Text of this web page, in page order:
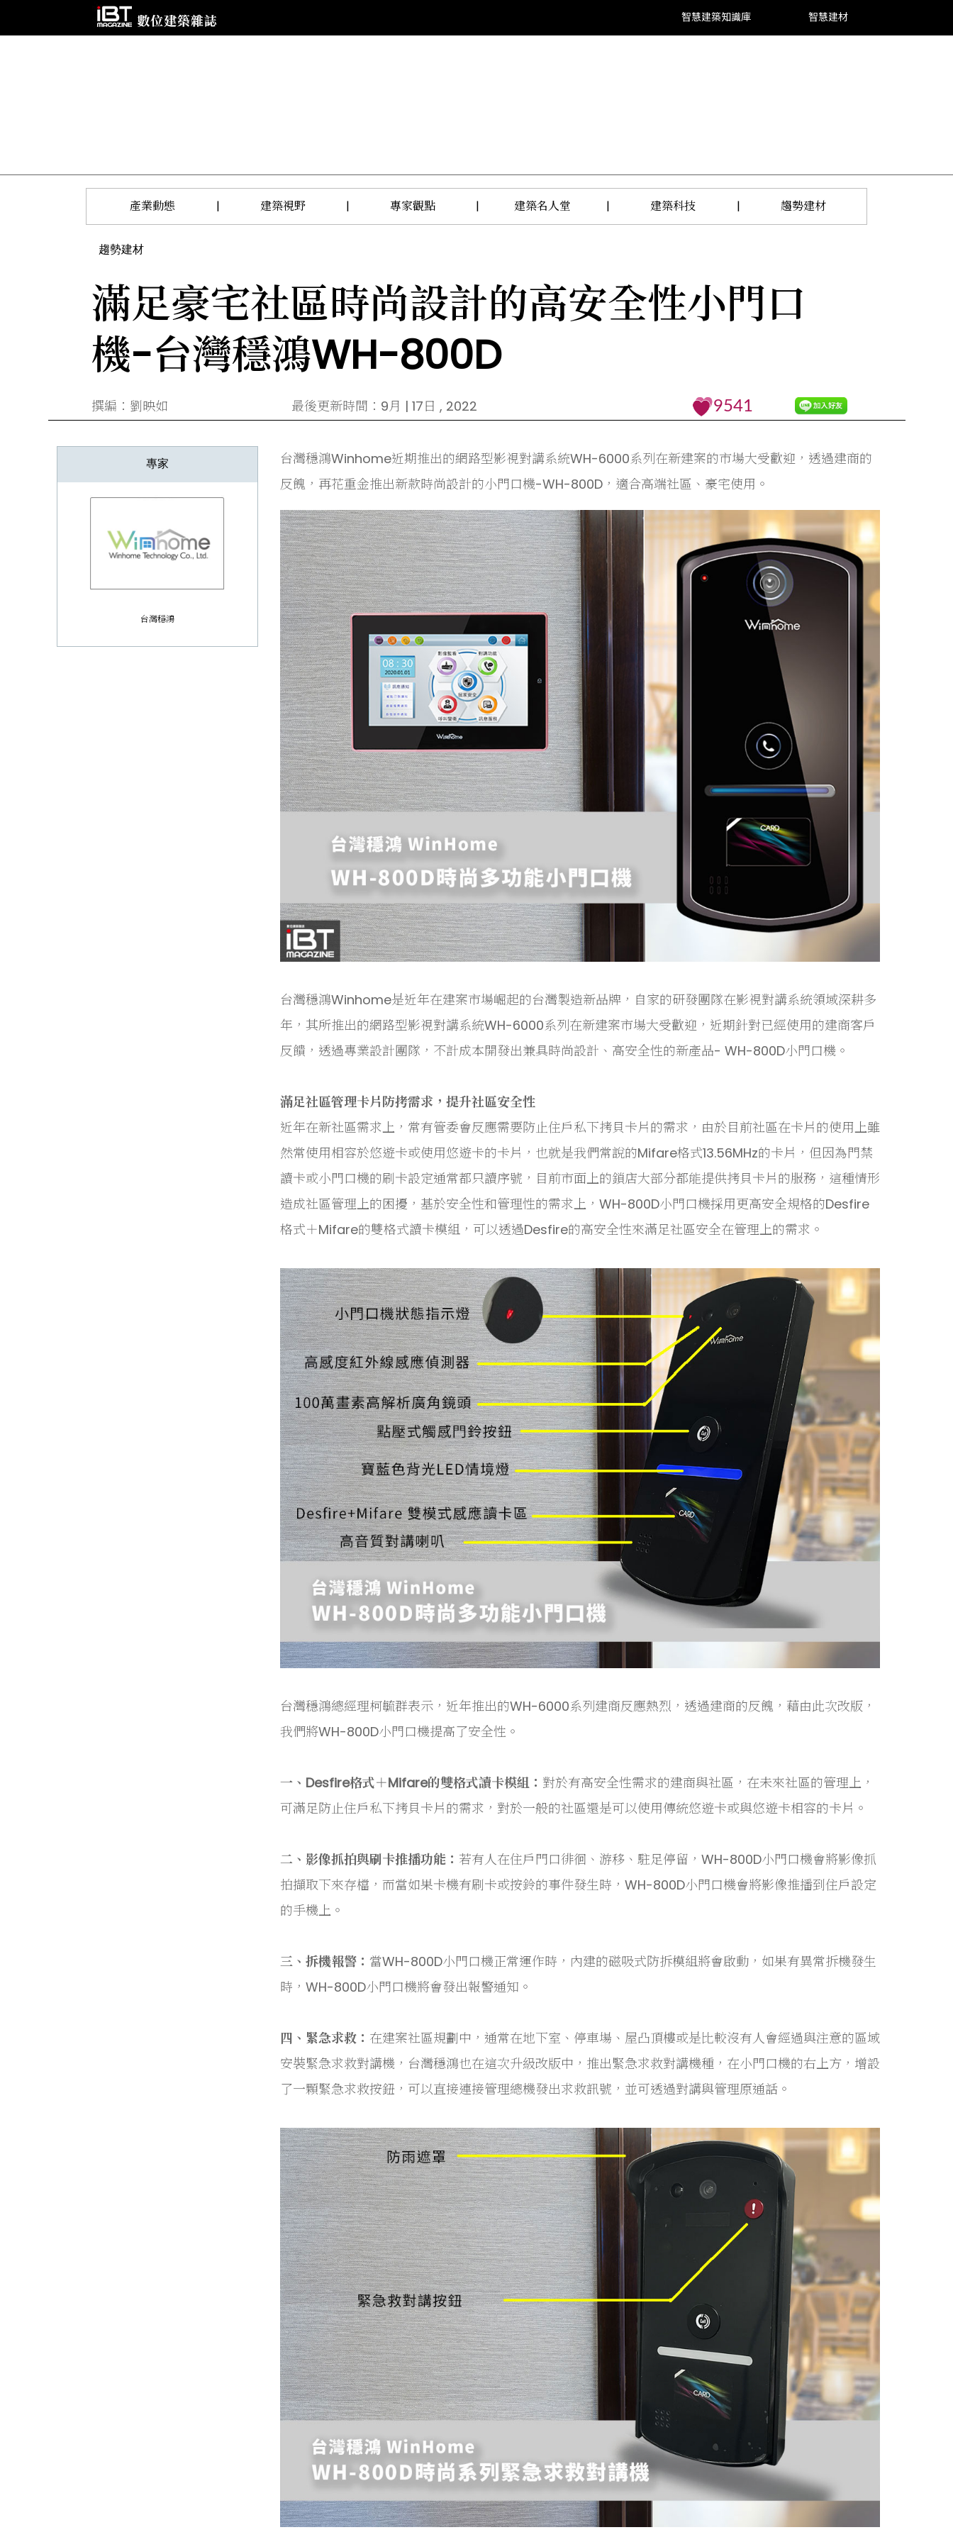
智慧建築知識庫 智慧建材
產業動態 | 建築視野 | 專家觀點 | 建築名人堂 | 建築科技 | 趨勢建材
趨勢建材
滿足豪宅社區時尚設計的高安全性小門口
機-台灣穩鴻WH-800D
撰編：劉映如 最後更新時間：9月 | 17日 , 2022 9541
專家
台灣穩鴻
台灣穩鴻Winhome近期推出的網路型影視對講系統WH-6000系列在新建案的市場大受歡迎，透過建商的
反餽，再花重金推出新款時尚設計的小門口機-WH-800D，適合高端社區、豪宅使用。
台灣穩鴻Winhome是近年在建案市場崛起的台灣製造新品牌，自家的研發團隊在影視對講系統領域深耕多
年，其所推出的網路型影視對講系統WH-6000系列在新建案市場大受歡迎，近期針對已經使用的建商客戶
反饋，透過專業設計團隊，不計成本開發出兼具時尚設計、高安全性的新產品- WH-800D小門口機。
滿足社區管理卡片防拷需求，提升社區安全性
近年在新社區需求上，常有管委會反應需要防止住戶私下拷貝卡片的需求，由於目前社區在卡片的使用上雖
然常使用相容於悠遊卡或使用悠遊卡的卡片，也就是我們常說的Mifare格式13.56MHz的卡片，但因為門禁
讀卡或小門口機的刷卡設定通常都只讀序號，目前市面上的鎖店大部分都能提供拷貝卡片的服務，這種情形
造成社區管理上的困擾，基於安全性和管理性的需求上，WH-800D小門口機採用更高安全規格的Desfire
格式＋Mifare的雙格式讀卡模組，可以透過Desfire的高安全性來滿足社區安全在管理上的需求。
台灣穩鴻總經理柯毓群表示，近年推出的WH-6000系列建商反應熱烈，透過建商的反餽，藉由此次改版，
我們將WH-800D小門口機提高了安全性。
一、Desfire格式＋Mifare的雙格式讀卡模組： 對於有高安全性需求的建商與社區，在未來社區的管理上，
可滿足防止住戶私下拷貝卡片的需求，對於一般的社區還是可以使用傳統悠遊卡或與悠遊卡相容的卡片。
二、影像抓拍與刷卡推播功能： 若有人在住戶門口徘徊、游移、駐足停留，WH-800D小門口機會將影像抓
拍擷取下來存檔，而當如果卡機有刷卡或按鈴的事件發生時，WH-800D小門口機會將影像推播到住戶設定
的手機上。
三、拆機報警： 當WH-800D小門口機正常運作時，內建的磁吸式防拆模組將會啟動，如果有異常拆機發生
時，WH-800D小門口機將會發出報警通知。
四、緊急求救： 在建案社區規劃中，通常在地下室、停車場、屋凸頂樓或是比較沒有人會經過與注意的區域
安裝緊急求救對講機，台灣穩鴻也在這次升級改版中，推出緊急求救對講機種，在小門口機的右上方，增設
了一顆緊急求救按鈕，可以直接連接管理總機發出求救訊號，並可透過對講與管理原通話。